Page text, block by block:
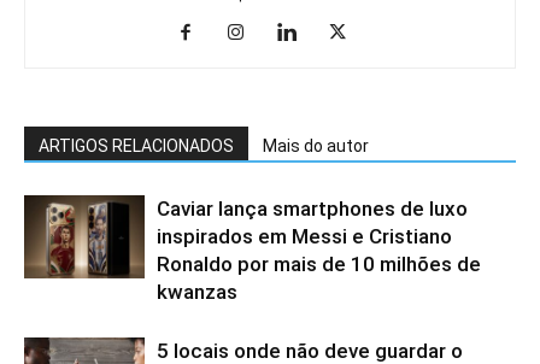
ARTIGOS RELACIONADOS Mais do autor
Caviar lança smartphones de luxo
inspirados em Messi e Cristiano
Ronaldo por mais de 10 milhões de
kwanzas
5 locais onde não deve guardar o